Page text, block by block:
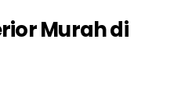
Murah di